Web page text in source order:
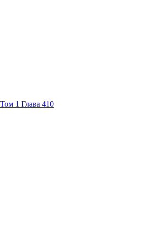
1 Глава 410